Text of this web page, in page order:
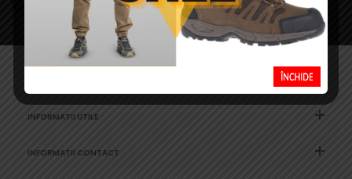
INFORMATII UTILE
INFORMATII CONTACT